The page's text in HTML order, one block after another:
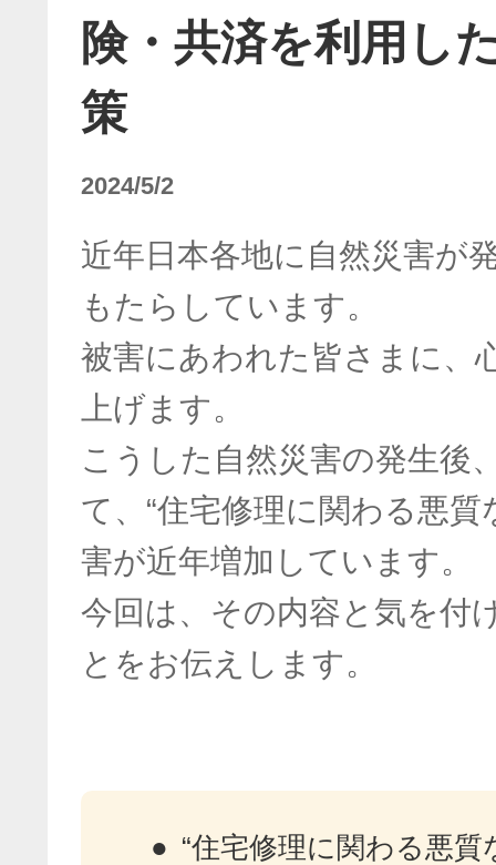
険・共済を利用し
策
2024/5/2
近年日本各地に自然災害が
もたらしています。
被害にあわれた皆さまに、
上げます。
こうした自然災害の発生後
て、“住宅修理に関わる悪質
害が近年増加しています。
今回は、その内容と気を付
とをお伝えします。
“住宅修理に関わる悪質